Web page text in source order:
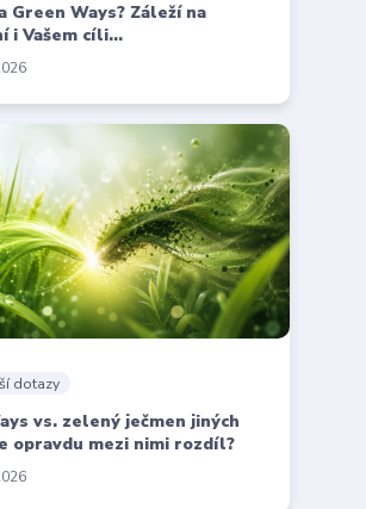
Green Ways? Záleží na
i Vašem cíli...
dotazy
vs. zelený ječmen jiných
opravdu mezi nimi rozdíl?